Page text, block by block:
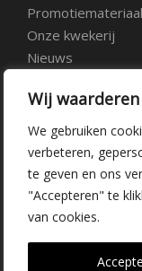
Wij
We gebruiken
verbeteren,
te geven en ons
"Accepteren" te
van cookies.
Promotiemateriaal
Onze kwekerij
Nieuws
Veelgestelde
Vacatures
Contact
Kwekerij
Vrederustlaan 10